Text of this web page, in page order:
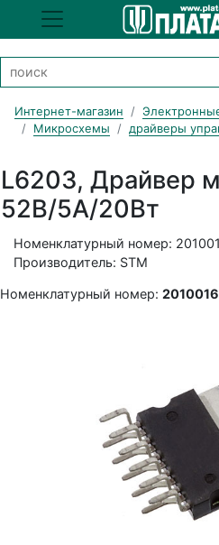
Интернет-магазин
Микросхемы
драйверы
L6203, Драйвер
52В/5А/20Вт
Номенклатурный номер:
Производитель: STM
Номенклатурный номер: